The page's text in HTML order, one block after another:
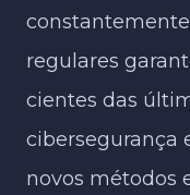
regulares
cientes das
cibersegurança
novos métodos